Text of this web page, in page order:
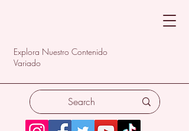
Explora Nuestro Contenido
Variado